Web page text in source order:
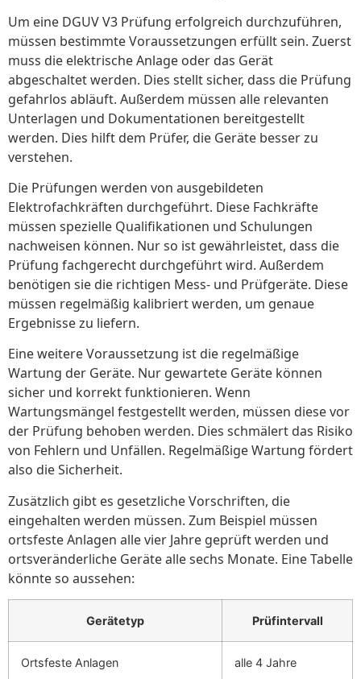
Um eine DGUV V3 Prüfung erfolgreich durchzuführen,
müssen bestimmte Voraussetzungen erfüllt sein. Zuerst
muss die elektrische Anlage oder das Gerät
abgeschaltet werden. Dies stellt sicher, dass die Prüfung
gefahrlos abläuft. Außerdem müssen alle relevanten
Unterlagen und Dokumentationen bereitgestellt
werden. Dies hilft dem Prüfer, die Geräte besser zu
verstehen.
Die Prüfungen werden von ausgebildeten
Elektrofachkräften durchgeführt. Diese Fachkräfte
müssen spezielle Qualifikationen und Schulungen
nachweisen können. Nur so ist gewährleistet, dass die
Prüfung fachgerecht durchgeführt wird. Außerdem
benötigen sie die richtigen Mess- und Prüfgeräte. Diese
müssen regelmäßig kalibriert werden, um genaue
Ergebnisse zu liefern.
Eine weitere Voraussetzung ist die regelmäßige
Wartung der Geräte. Nur gewartete Geräte können
sicher und korrekt funktionieren. Wenn
Wartungsmängel festgestellt werden, müssen diese vor
der Prüfung behoben werden. Dies schmälert das Risiko
von Fehlern und Unfällen. Regelmäßige Wartung fördert
also die Sicherheit.
Zusätzlich gibt es gesetzliche Vorschriften, die
eingehalten werden müssen. Zum Beispiel müssen
ortsfeste Anlagen alle vier Jahre geprüft werden und
ortsveränderliche Geräte alle sechs Monate. Eine Tabelle
könnte so aussehen:
Gerätetyp Prüfintervall
Ortsfeste Anlagen alle 4 Jahre